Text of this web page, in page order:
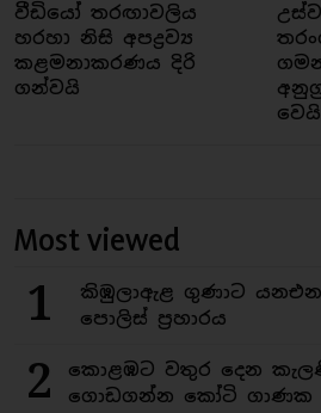
වීඩියෝ තරඟාවලිය
හරහා නිසි අපද්‍රව්‍ය
කළමනාකරණය දිරි
ගන්වයි
Most viewed
1
කිඹුලාඇළ ගුණාට
පොලිස් ප්‍රහාරය
2
කොළඹට වතුර දෙන
ගොඩගන්න කෝටි ගාණක